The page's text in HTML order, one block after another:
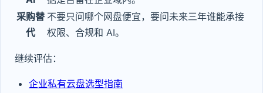
采购替
代
不要只问哪个网盘便宜，要问未来三年谁能承接
权限、合规和 AI。
继续评估：
企业私有云盘选型指南